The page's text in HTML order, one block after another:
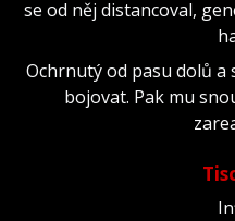
se od něj distancoval,
Ochrnutý od pasu dolů
bojovat. Pak mu